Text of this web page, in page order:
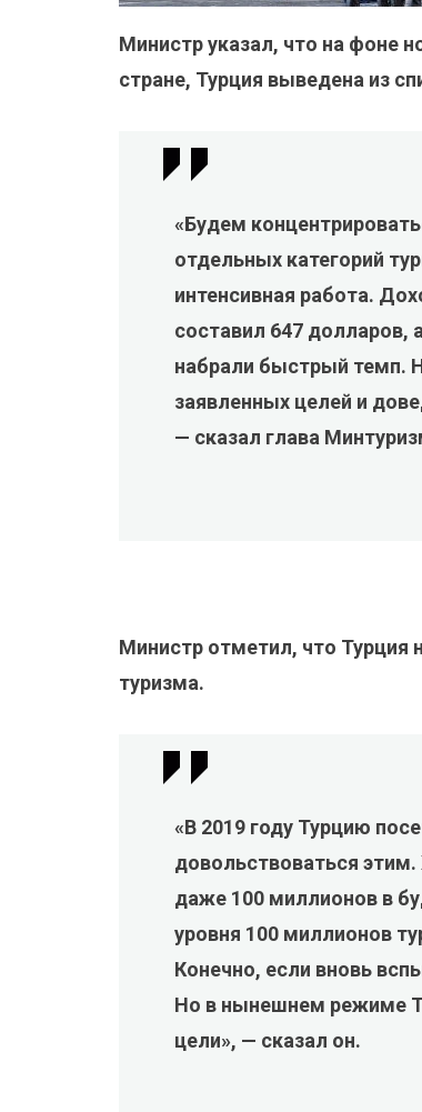
Министр указал, что на фоне
стране, Турция выведена из
«Будем
отдельных категорий
интенсивная работа.
составил 647 долларов,
набрали быстрый темп.
заявленных целей и
— сказал глава
Министр отметил, что Турция
туризма.
«В 2019 году Турцию
довольствоваться этим.
даже 100 миллионов в
уровня 100 миллионов
Конечно, если вновь
Но в нынешнем режиме
цели», — сказал он.